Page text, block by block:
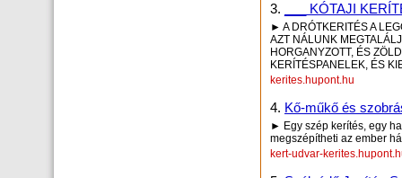
3. ___ KÓTAJI
► A DRÓTKERITÉS A
AZT NÁLUNK
HORGANYZOTT, ÉS
KERÍTÉSPANELEK, ÉS
kerites.hupont.hu
4. Kő-műkő és
► Egy szép kerítés, egy
megszépítheti az ember
kert-udvar-